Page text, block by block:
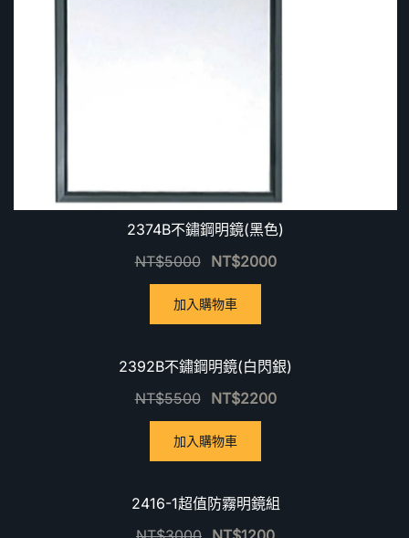
2374B不鏽鋼明鏡(黑色)
NT$5000 NT$2000
加入購物車
2392B不鏽鋼明鏡(白閃銀)
NT$5500 NT$2200
加入購物車
2416-1超值防霧明鏡組